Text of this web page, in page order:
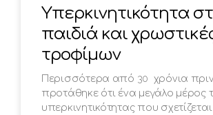
Υπερκινητικότητα
παιδιά και
τροφίμων
Περισσότερα από 30 χρόνια πριν,
προτάθηκε ότι ένα μεγάλο μέρος
υπερκινητικότητας που σχετίζεται